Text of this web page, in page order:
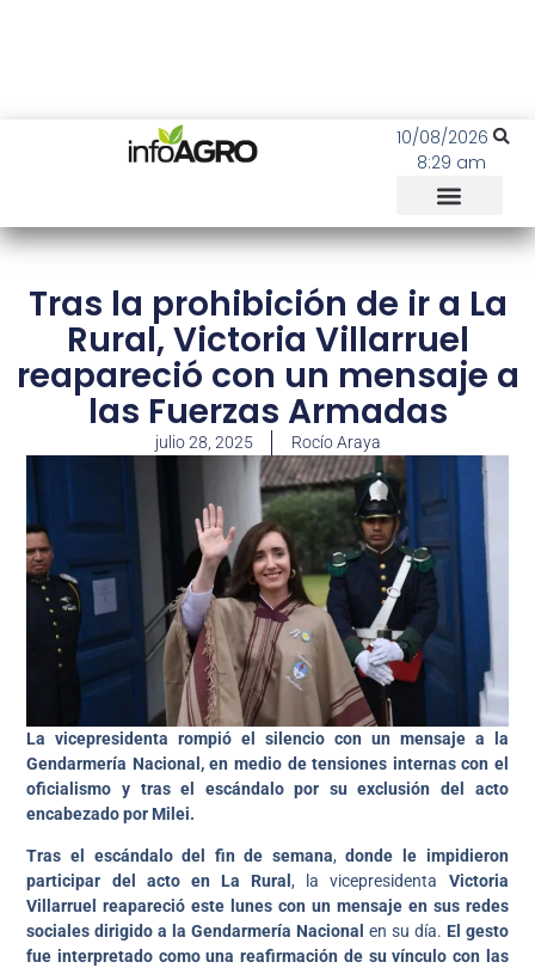
10/08/2026
8:29 am
Tras la prohibición de ir a La
Rural, Victoria Villarruel
reapareció con un mensaje a
las Fuerzas Armadas
julio 28, 2025 Rocío Araya
La vicepresidenta rompió el silencio con un mensaje a la
Gendarmería Nacional, en medio de tensiones internas con el
oficialismo y tras el escándalo por su exclusión del acto
encabezado por Milei.
Tras el escándalo del fin de semana,donde le impidieron
participar del acto en La Rural, la vicepresidenta Victoria
Villarruel reapareció este lunes con un mensaje en sus redes
sociales dirigido a la Gendarmería Nacional en su día. El gesto
fue interpretado como una reafirmación de su vínculo con las